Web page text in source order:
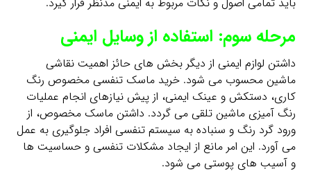
مرحله سوم: استفاده از وسایل ایمنی
داشتن لوازم ایمنی از دیگر بخش های حائز اهمیت نقاشی
ماشین محسوب می شود. خرید ماسک تنفسی مخصوص رنگ
کاری، دستکش و عینک ایمنی، از پیش نیازهای انجام عملیات
رنگ آمیزی ماشین تلقی می گردد. داشتن ماسک مخصوص، از
ورود گرد رنگ و سنباده به سیستم تنفسی افراد جلوگیری به عمل
می آورد. این امر مانع از ایجاد مشکلات تنفسی و حساسیت ها
و آسیب های پوستی می شود.